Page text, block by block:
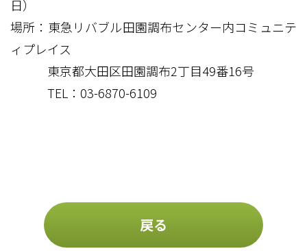
日）
場所：東急リバブル田園調布センター内コミュニテ
ィプレイス
東京都大田区田園調布2丁目49番16号
TEL：03-6870-6109
戻る